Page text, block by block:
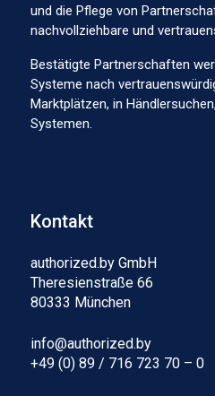
und die Pflege von
nachvollziehbare und
Bestätigte Partnerschaften
Systeme nach
Marktplätzen, in
Systemen.
Kontakt
authorized.by GmbH
Theresienstraße 66
80333 München
info@authorized.by
+49 (0) 89 / 716 723 70 – 0